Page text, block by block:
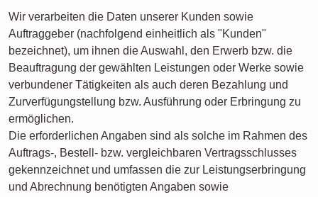
Wir verarbeiten die Daten unserer Kunden sowie
Auftraggeber (nachfolgend einheitlich als "Kunden"
bezeichnet), um ihnen die Auswahl, den Erwerb bzw. die
Beauftragung der gewählten Leistungen oder Werke sowie
verbundener Tätigkeiten als auch deren Bezahlung und
Zurverfügungstellung bzw. Ausführung oder Erbringung zu
ermöglichen.
Die erforderlichen Angaben sind als solche im Rahmen des
Auftrags-, Bestell- bzw. vergleichbaren Vertragsschlusses
gekennzeichnet und umfassen die zur Leistungserbringung
und Abrechnung benötigten Angaben sowie